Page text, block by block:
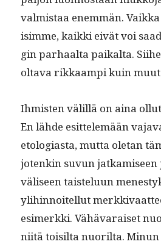
valmis­taa enem­män.
isimme, kaik­ki eivät voi
gin parhaal­ta paikalta.
olta­va rikkaampi kuin
Ihmis­ten välil­lä on aina
En lähde esit­telemään
etolo­gias­ta, mut­ta ole­tan
jotenkin suvun jatkamiseen
väliseen tais­telu­un
yli­hin­noitel­lut
esimerk­ki. Vähä­varaiset
niitä toisil­ta nuo­ril­ta.